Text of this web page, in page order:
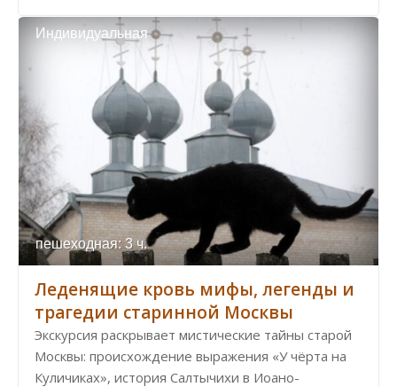
Индивидуальная
пешеходная: 3 ч.
Леденящие кровь мифы, легенды и
трагедии старинной Москвы
Экскурсия раскрывает мистические тайны старой
Москвы: происхождение выражения «У чёрта на
Куличиках», история Салтычихи в Иоано-